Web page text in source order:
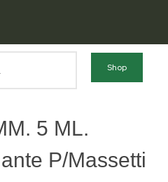
Shop
5 ML.
P/massetti